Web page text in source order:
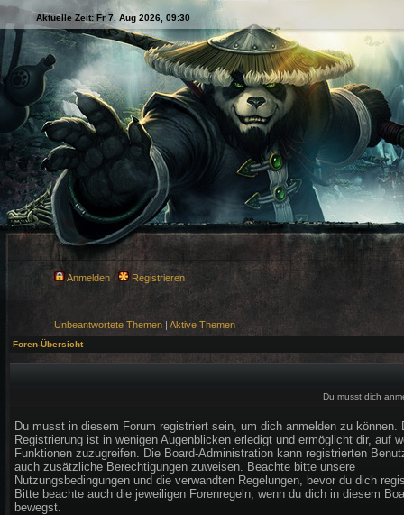
Aktuelle Zeit: Fr 7. Aug 2026, 09:30
Anmelden Registrieren
Unbeantwortete Themen | Aktive Themen
Foren-Übersicht
Du musst dich
Du musst in diesem Forum registriert sein, um dich anmelden zu können.
Registrierung ist in wenigen Augenblicken erledigt und ermöglicht dir, auf
Funktionen zuzugreifen. Die Board-Administration kann registrierten
auch zusätzliche Berechtigungen zuweisen. Beachte bitte unsere
Nutzungsbedingungen und die verwandten Regelungen, bevor du dich
Bitte beachte auch die jeweiligen Forenregeln, wenn du dich in diesem
bewegst.